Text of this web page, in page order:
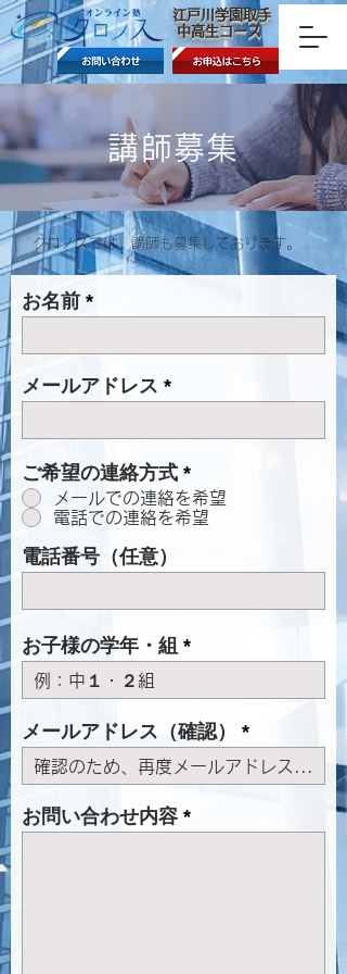
​江戸川学園取手
中高生コース
講師募集
​クロノスでは、講師も募集しております。
お名前
メールアドレス
ご希望の連絡方式 *
メールでの連絡を希望
電話での連絡を希望
電話番号（任意）
お子様の学年・組
メールアドレス（確認）
お問い合わせ内容